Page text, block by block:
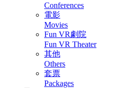
Conferences
電影
Movies
Fun VR劇院
Fun VR Theater
其他
Others
套票
Packages